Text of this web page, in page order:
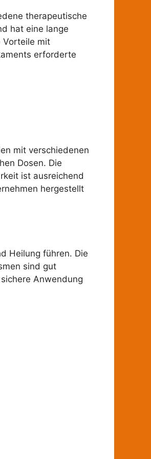
therapeutische
hat eine lange
Vorteile mit
erforderte
mit verschiedenen
Dosen. Die
ist ausreichend
hergestellt
Heilung führen. Die
sind gut
Anwendung